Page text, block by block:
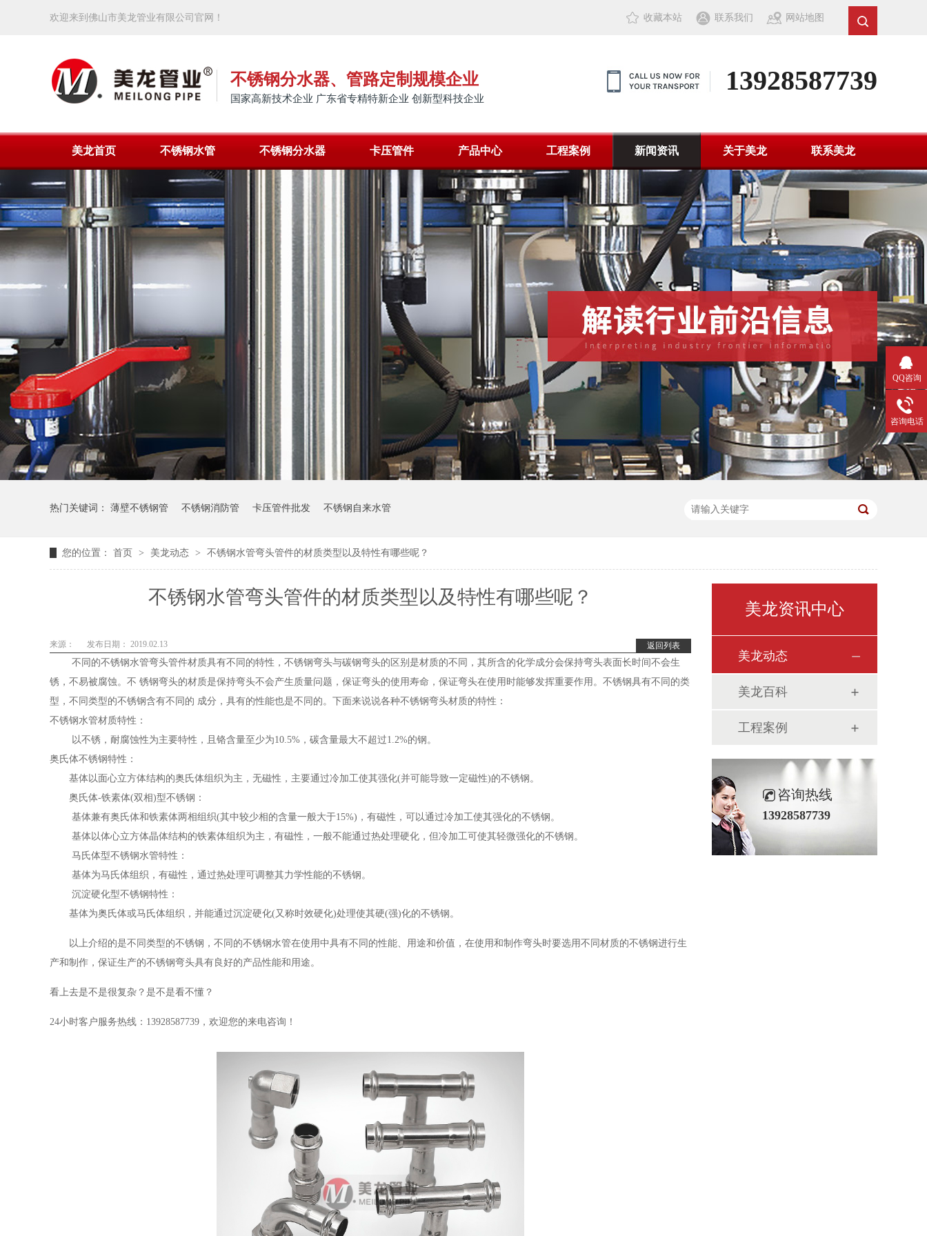
收藏本站 联系我们 网站地图
欢迎来到佛山市美龙管业有限公司官网！
不锈钢分水器、管路定制规模企业
国家高新技术企业 广东省专精特新企业 创新型科技企业
13928587739
美龙首页 不锈钢水管 不锈钢分水器 卡压管件 产品中心 工程案例 新闻资讯 关于美龙 联系美龙
热门关键词： 薄壁不锈钢管 不锈钢消防管 卡压管件批发 不锈钢自来水管
您的位置： 首页 > 美龙动态 > 不锈钢水管弯头管件的材质类型以及特性有哪些呢？
不锈钢水管弯头管件的材质类型以及特性有哪些呢？
返回列表
来源： 发布日期： 2019.02.13
不同的不锈钢水管弯头管件材质具有不同的特性，不锈钢弯头与碳钢弯头的区别是材质的不同，其所含的化学成分会保持弯头表面长时间不会生
锈，不易被腐蚀。不 锈钢弯头的材质是保持弯头不会产生质量问题，保证弯头的使用寿命，保证弯头在使用时能够发挥重要作用。不锈钢具有不同的类
型，不同类型的不锈钢含有不同的 成分，具有的性能也是不同的。下面来说说各种不锈钢弯头材质的特性：
不锈钢水管材质特性：
以不锈，耐腐蚀性为主要特性，且铬含量至少为10.5%，碳含量最大不超过1.2%的钢。
奥氏体不锈钢特性：
基体以面心立方体结构的奥氏体组织为主，无磁性，主要通过冷加工使其强化(并可能导致一定磁性)的不锈钢。
奥氏体-铁素体(双相)型不锈钢：
基体兼有奥氏体和铁素体两相组织(其中较少相的含量一般大于15%)，有磁性，可以通过冷加工使其强化的不锈钢。
基体以体心立方体晶体结构的铁素体组织为主，有磁性，一般不能通过热处理硬化，但冷加工可使其轻微强化的不锈钢。
马氏体型不锈钢水管特性：
基体为马氏体组织，有磁性，通过热处理可调整其力学性能的不锈钢。
沉淀硬化型不锈钢特性：
基体为奥氏体或马氏体组织，并能通过沉淀硬化(又称时效硬化)处理使其硬(强)化的不锈钢。
以上介绍的是不同类型的不锈钢，不同的不锈钢水管在使用中具有不同的性能、用途和价值，在使用和制作弯头时要选用不同材质的不锈钢进行生
产和制作，保证生产的不锈钢弯头具有良好的产品性能和用途。
看上去是不是很复杂？是不是看不懂？
24小时客户服务热线：13928587739，欢迎您的来电咨询！
美龙资讯中心
美龙动态
美龙百科
工程案例
咨询热线
13928587739
QQ咨询
咨询电话